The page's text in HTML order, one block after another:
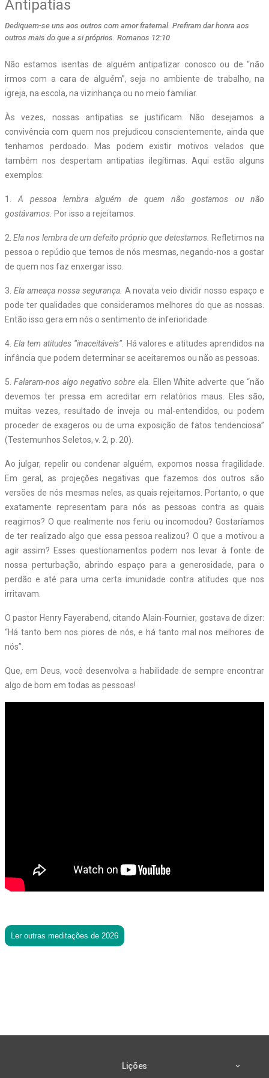
Antipatias
Dediquem-se uns aos outros com amor fraternal. Prefiram dar honra aos
outros mais do que a si próprios. Romanos 12:10
Não estamos isentas de alguém antipatizar conosco ou de “não
irmos com a cara de alguém”, seja no ambiente de trabalho, na
igreja, na escola, na vizinhança ou no meio familiar.
Às vezes, nossas antipatias se justificam. Não desejamos a
convivência com quem nos prejudicou conscientemente, ainda que
tenhamos perdoado. Mas podem existir motivos velados que
também nos despertam antipatias ilegítimas. Aqui estão alguns
exemplos:
1.A pessoa lembra alguém de quem não gostamos ou não
gostávamos. Por isso a rejeitamos.
2.Ela nos lembra de um defeito próprio que detestamos. Refletimos na
pessoa o repúdio que temos de nós mesmas, negando-nos a gostar
de quem nos faz enxergar isso.
3. Ela ameaça nossa segurança. A novata veio dividir nosso espaço e
pode ter qualidades que consideramos melhores do que as nossas.
Então isso gera em nós o sentimento de inferioridade.
4. Ela tem atitudes “inaceitáveis”. Há valores e atitudes aprendidos na
infância que podem determinar se aceitaremos ou não as pessoas.
5.Falaram-nos algo negativo sobre ela. Ellen White adverte que “não
devemos ter pressa em acreditar em relatórios maus. Eles são,
muitas vezes, resultado de inveja ou mal-entendidos, ou podem
proceder de exageros ou de uma exposição de fatos tendenciosa”
(Testemunhos Seletos, v. 2, p. 20).
Ao julgar, repelir ou condenar alguém, expomos nossa fragilidade.
Em geral, as projeções negativas que fazemos dos outros são
versões de nós mesmas neles, as quais rejeitamos. Portanto, o que
exatamente representam para nós as pessoas contra as quais
reagimos? O que realmente nos feriu ou incomodou? Gostaríamos
de ter realizado algo que essa pessoa realizou? O que a motivou a
agir assim? Esses questionamentos podem nos levar à fonte de
nossa perturbação, abrindo espaço para a generosidade, para o
perdão e até para uma certa imunidade contra atitudes que nos
irritavam.
O pastor Henry Fayerabend, citando Alain-Fournier, gostava de dizer:
“Há tanto bem nos piores de nós, e há tanto mal nos melhores de
nós”.
Que, em Deus, você desenvolva a habilidade de sempre encontrar
algo de bom em todas as pessoas!
Ler outras meditações de 2026
Lições